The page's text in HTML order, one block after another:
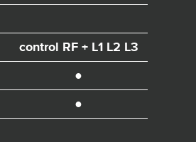
control RF + L1 L2 L3
●
●